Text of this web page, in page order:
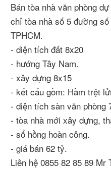
Bán tòa nhà văn phòng
chỉ tòa nhà số 5 đường
TPHCM.
- diện tích đất 8x20
- hướng Tây Nam.
- xây dựng 8x15
- kết cấu gồm: Hầm trệt
- diện tích sàn văn phòng
- tòa nhà mới xây dựng,
- sổ hồng hoàn công.
- giá bán 62 tỷ.
Liên hệ 0855 82 85 89 Mr